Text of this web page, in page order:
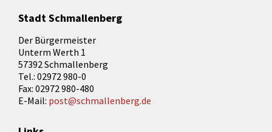
Stadt Schmallenberg
Der Bürgermeister
Unterm Werth 1
57392 Schmallenberg
Tel.: 02972 980-0
Fax: 02972 980-480
E-Mail: post@schmallenberg.de